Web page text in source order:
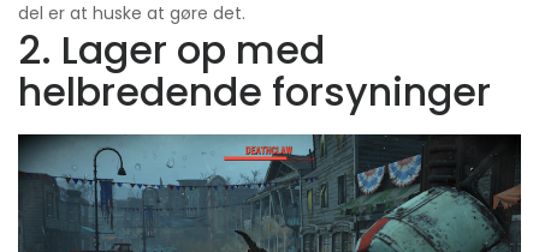
del er at huske at gøre det.
2. Lager op med
helbredende forsyninger